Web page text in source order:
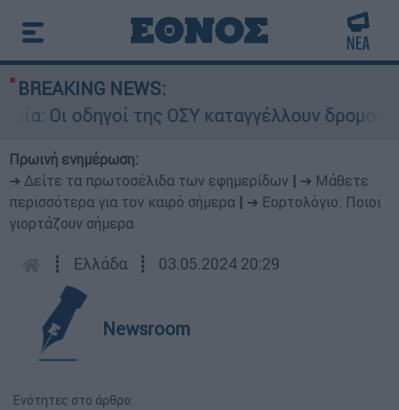
BREAKING NEWS:
της ΟΣΥ καταγγέλλουν δρομολόγια που
Πρωινή ενημέρωση:
➔ Δείτε τα πρωτοσέλιδα των εφημερίδων
➔ Μάθετε
περισσότερα για τον καιρό σήμερα
➔ Εορτολόγιο: Ποιοι
γιορτάζουν σήμερα
┋ Ελλάδα ┋ 03.05.2024 20:29
Newsroom
Ενότητες στο άρθρο: